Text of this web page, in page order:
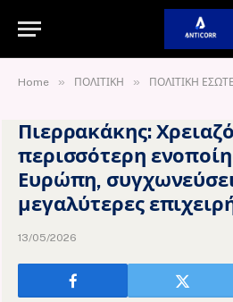
Home » ΠΟΛΙΤΙΚΗ » ΠΟΛΙΤΙΚΗ
Πιερρακάκης:
περισσότερη
Ευρώπη,
μεγαλύτερες
13/05/2026